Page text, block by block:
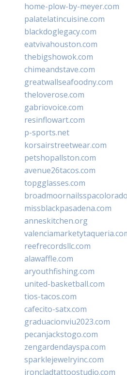
home-plow-by-meyer.com
palatelatincuisine.com
blackdoglegacy.com
eatvivahouston.com
thebigshowok.com
chimeandstave.com
greatwallseafoodny.com
theloverose.com
gabriovoice.com
resinflowart.com
p-sports.net
korsairstreetwear.com
petshopallston.com
avenue26tacos.com
topgglasses.com
missblackpasadena.com
anneskitchen.org
reefrecordsllc.com
alawaffle.com
aryouthfishing.com
united-basketball.com
tios-tacos.com
cafecito-satx.com
graduacionviu2023.com
pecanjackstogo.com
zengardendayspa.com
sparklejewelryinc.com
ironcladtattoostudio.com